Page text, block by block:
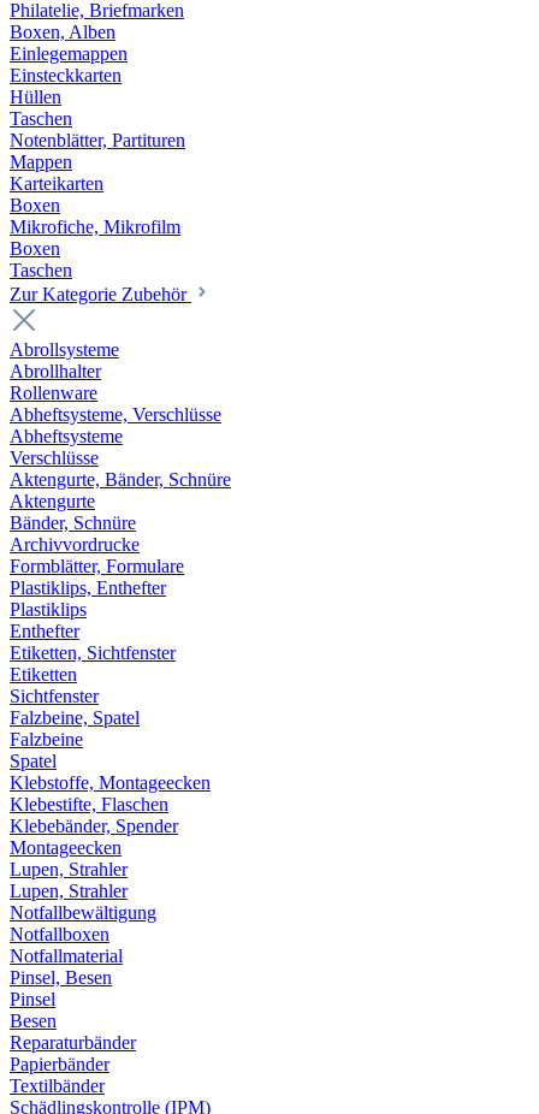
Philatelie, Briefmarken
Boxen, Alben
Einlegemappen
Einsteckkarten
Hüllen
Taschen
Notenblätter, Partituren
Mappen
Karteikarten
Boxen
Mikrofiche, Mikrofilm
Boxen
Taschen
Zur Kategorie Zubehör
Abrollsysteme
Abrollhalter
Rollenware
Abheftsysteme, Verschlüsse
Abheftsysteme
Verschlüsse
Aktengurte, Bänder, Schnüre
Aktengurte
Bänder, Schnüre
Archivvordrucke
Formblätter, Formulare
Plastiklips, Enthefter
Plastiklips
Enthefter
Etiketten, Sichtfenster
Etiketten
Sichtfenster
Falzbeine, Spatel
Falzbeine
Spatel
Klebstoffe, Montageecken
Klebestifte, Flaschen
Klebebänder, Spender
Montageecken
Lupen, Strahler
Lupen, Strahler
Notfallbewältigung
Notfallboxen
Notfallmaterial
Pinsel, Besen
Pinsel
Besen
Reparaturbänder
Papierbänder
Textilbänder
Schädlingskontrolle (IPM)